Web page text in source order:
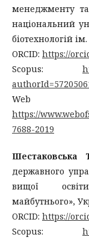
менеджменту та
національний
біотехнологій
ORCID: https://
Scopus:
Web
https://
7688-2019
Шестаковська
державного
вищої
майбутнього»,
ORCID: https://
Scopus: